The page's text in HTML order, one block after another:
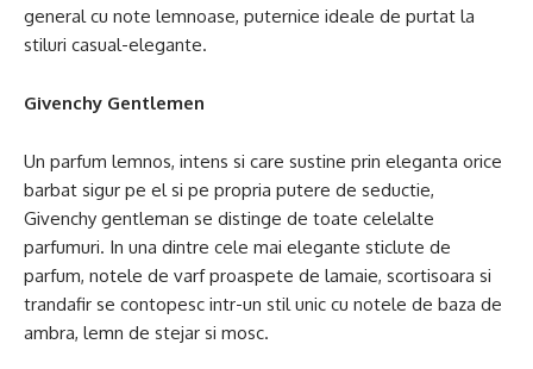
general cu note lemnoase, puternice ideale de purtat la
stiluri casual-elegante.
Givenchy Gentlemen
Un parfum lemnos, intens si care sustine prin eleganta orice
barbat sigur pe el si pe propria putere de seductie,
Givenchy gentleman se distinge de toate celelalte
parfumuri. In una dintre cele mai elegante sticlute de
parfum, notele de varf proaspete de lamaie, scortisoara si
trandafir se contopesc intr-un stil unic cu notele de baza de
ambra, lemn de stejar si mosc.